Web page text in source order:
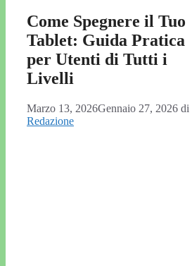
Come Spegnere il Tuo
Tablet: Guida Pratica
per Utenti di Tutti i
Livelli
Marzo 13, 2026Gennaio 27, 2026 di
Redazione